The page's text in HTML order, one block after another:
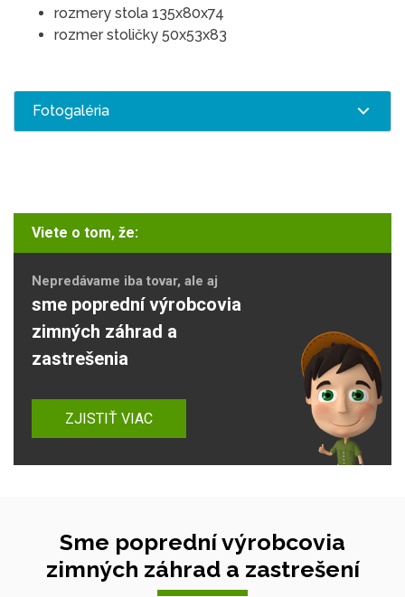
rozmery stola 135x80x74
rozmer stoličky 50x53x83
Fotogaléria
Viete o tom, že:
Nepredávame iba tovar, ale aj
sme poprední výrobcovia
zimných záhrad a
zastrešenia
ZJISTIŤ VIAC
Sme poprední výrobcovia
zimných záhrad a zastrešení